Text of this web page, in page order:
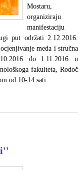
Mostaru,
organiziraju
manifestaciju
put održati 2.12.2016.
meda i stručna
do 1.11.2016. u
fakulteta, Rodoč
od 10-14 sati.